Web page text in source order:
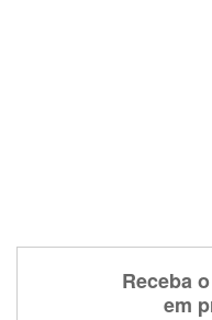
Receba
em